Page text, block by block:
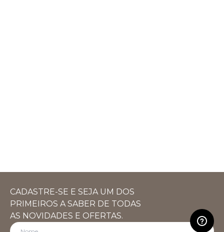
CADASTRE-SE E SEJA UM DOS
PRIMEIROS A SABER DE TODAS
AS NOVIDADES E OFERTAS.